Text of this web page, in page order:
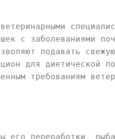
с заболеваниями
подавать
для диетической
требованиям
его переработки,